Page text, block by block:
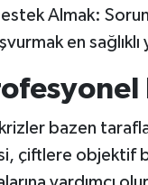
Almak:
en sağlıklı
bazen
çiftlere objektif bir